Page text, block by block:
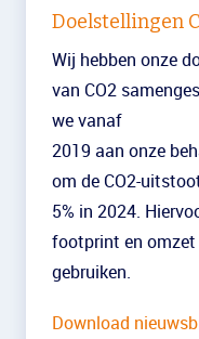
Doelstellingen
Wij hebben onze
van CO2
we vanaf
2019 aan onze
om de CO2-
5% in 2024.
footprint en
gebruiken.
Download